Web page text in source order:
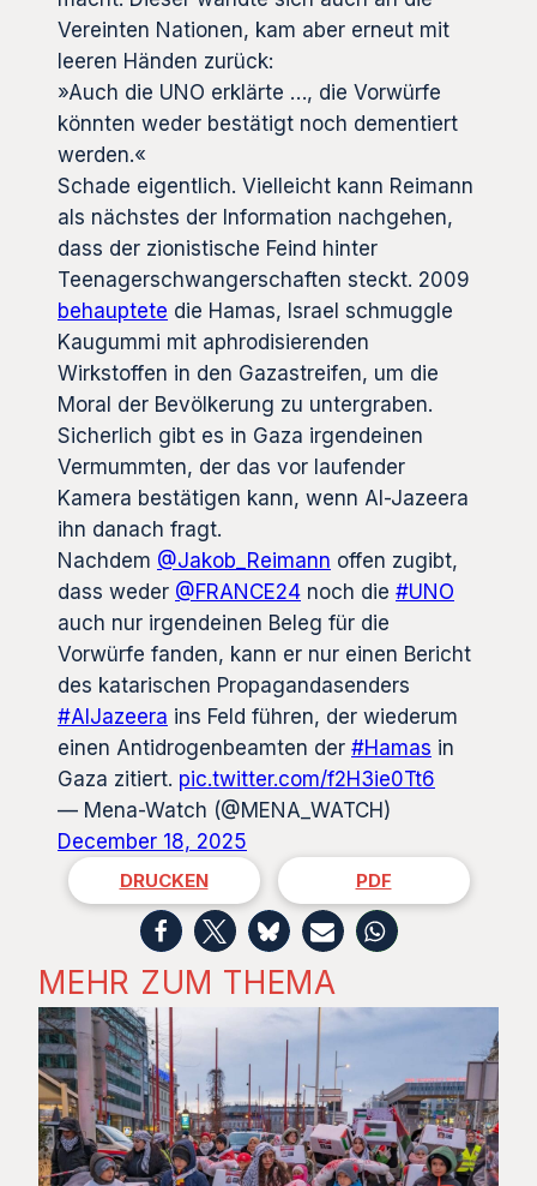
Vereinten Nationen, kam aber erneut mit
leeren Händen zurück:
»Auch die UNO erklärte …, die Vorwürfe
könnten weder bestätigt noch dementiert
werden.«
Schade eigentlich. Vielleicht kann Reimann
als nächstes der Information nachgehen,
dass der zionistische Feind hinter
Teenagerschwangerschaften steckt. 2009
behauptete die Hamas, Israel schmuggle
Kaugummi mit aphrodisierenden
Wirkstoffen in den Gazastreifen, um die
Moral der Bevölkerung zu untergraben.
Sicherlich gibt es in Gaza irgendeinen
Vermummten, der das vor laufender
Kamera bestätigen kann, wenn Al-Jazeera
ihn danach fragt.
Nachdem @Jakob_Reimann offen zugibt,
dass weder @FRANCE24 noch die #UNO
auch nur irgendeinen Beleg für die
Vorwürfe fanden, kann er nur einen Bericht
des katarischen Propagandasenders
#AlJazeera ins Feld führen, der wiederum
einen Antidrogenbeamten der #Hamas in
Gaza zitiert. pic.twitter.com/f2H3ie0Tt6
— Mena-Watch (@MENA_WATCH)
December 18, 2025
DRUCKEN PDF
MEHR ZUM THEMA